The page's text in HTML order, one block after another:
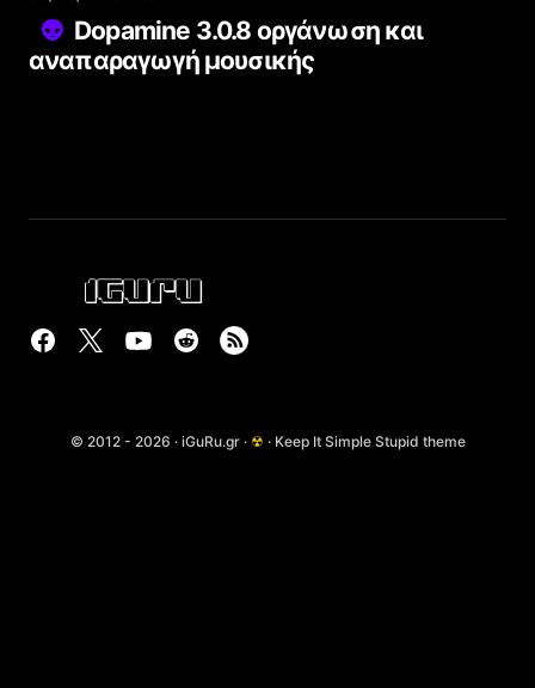
Dopamine 3.0.8 οργάνωση και
αναπαραγωγή μουσικής
© 2012 - 2026 · iGuRu.gr · ☢ · Keep It Simple Stupid theme